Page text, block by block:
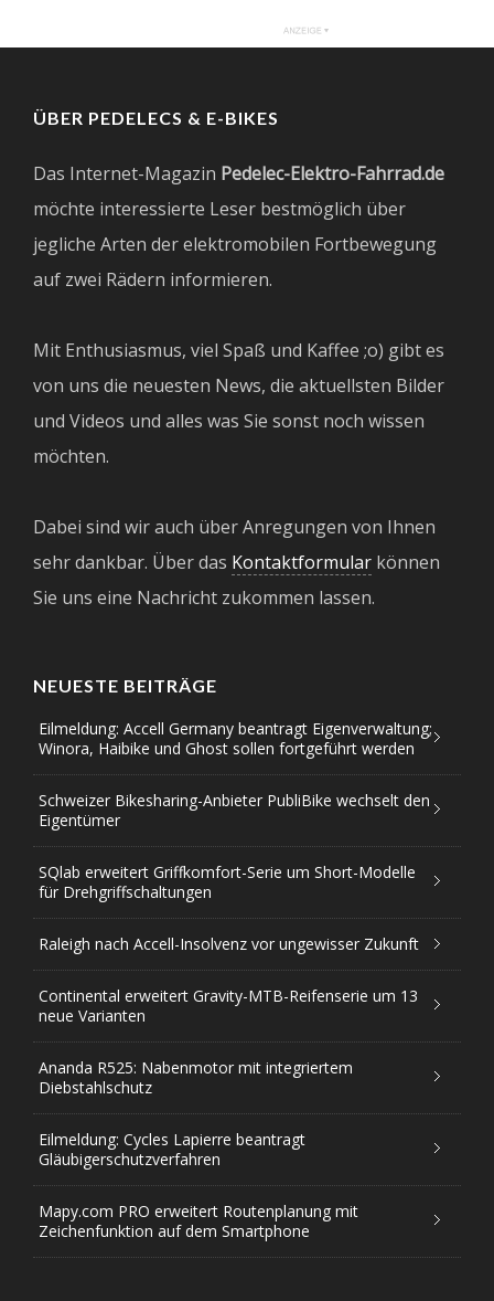
ÜBER PEDELECS & E-BIKES
Das Internet-Magazin Pedelec-Elektro-Fahrrad.de
möchte interessierte Leser bestmöglich über
jegliche Arten der elektromobilen Fortbewegung
auf zwei Rädern informieren.
Mit Enthusiasmus, viel Spaß und Kaffee ;o) gibt es
von uns die neuesten News, die aktuellsten Bilder
und Videos und alles was Sie sonst noch wissen
möchten.
Dabei sind wir auch über Anregungen von Ihnen
sehr dankbar. Über das Kontaktformular können
Sie uns eine Nachricht zukommen lassen.
NEUESTE BEITRÄGE
Eilmeldung: Accell Germany beantragt Eigenverwaltung;
Winora, Haibike und Ghost sollen fortgeführt werden
Schweizer Bikesharing-Anbieter PubliBike wechselt den
Eigentümer
SQlab erweitert Griffkomfort-Serie um Short-Modelle
für Drehgriffschaltungen
Raleigh nach Accell-Insolvenz vor ungewisser Zukunft
Continental erweitert Gravity-MTB-Reifenserie um 13
neue Varianten
Ananda R525: Nabenmotor mit integriertem
Diebstahlschutz
Eilmeldung: Cycles Lapierre beantragt
Gläubigerschutzverfahren
Mapy.com PRO erweitert Routenplanung mit
Zeichenfunktion auf dem Smartphone